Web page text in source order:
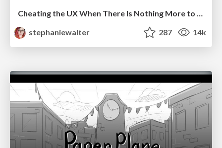
Cheating the UX When There Is Nothing More to Optimize - PixelPioneers
stephaniewalter
287 14k